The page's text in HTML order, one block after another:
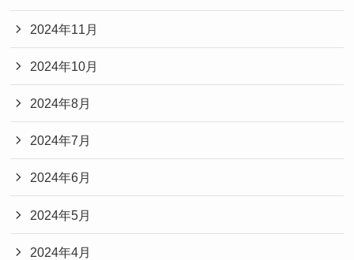
2024年11月
2024年10月
2024年8月
2024年7月
2024年6月
2024年5月
2024年4月